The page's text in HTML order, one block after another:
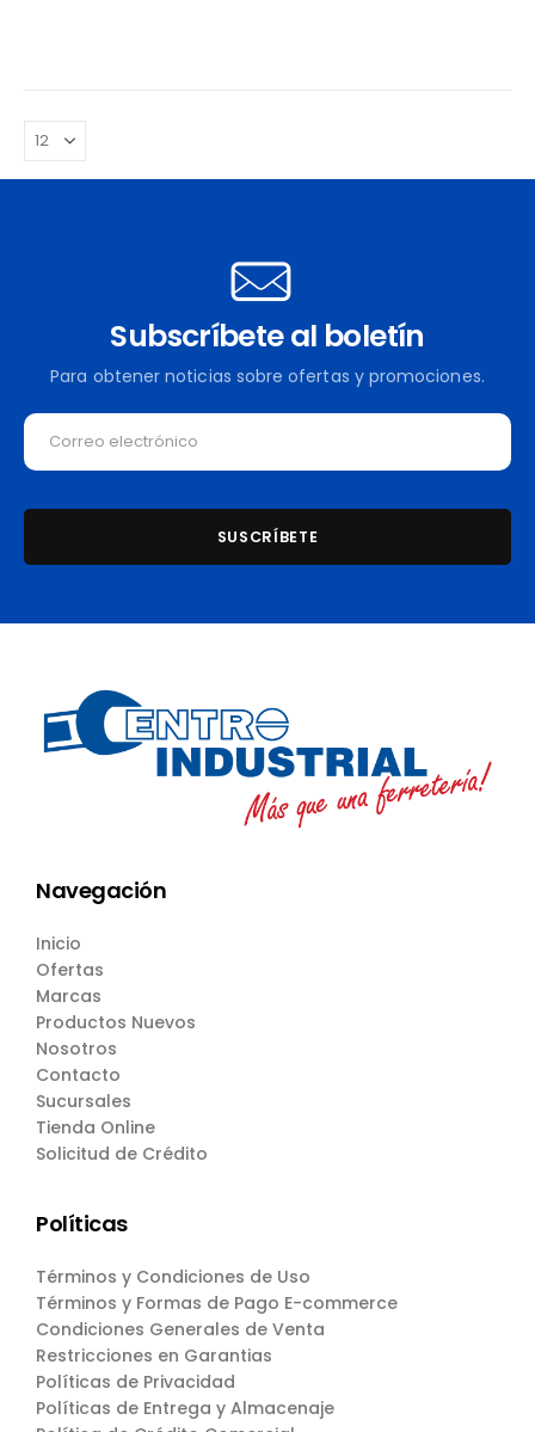
Subscríbete al boletín
Para obtener noticias sobre ofertas y promociones.
Navegación
Inicio
Ofertas
Marcas
Productos Nuevos
Nosotros
Contacto
Sucursales
Tienda Online
Solicitud de Crédito
Políticas
Términos y Condiciones de Uso
Términos y Formas de Pago E-commerce
Condiciones Generales de Venta
Restricciones en Garantias
Políticas de Privacidad
Políticas de Entrega y Almacenaje